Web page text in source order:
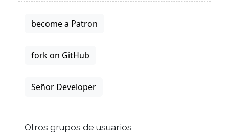
become a Patron
fork on GitHub
Señor Developer
Otros grupos de usuarios